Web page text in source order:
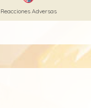
Reacciones Adversas